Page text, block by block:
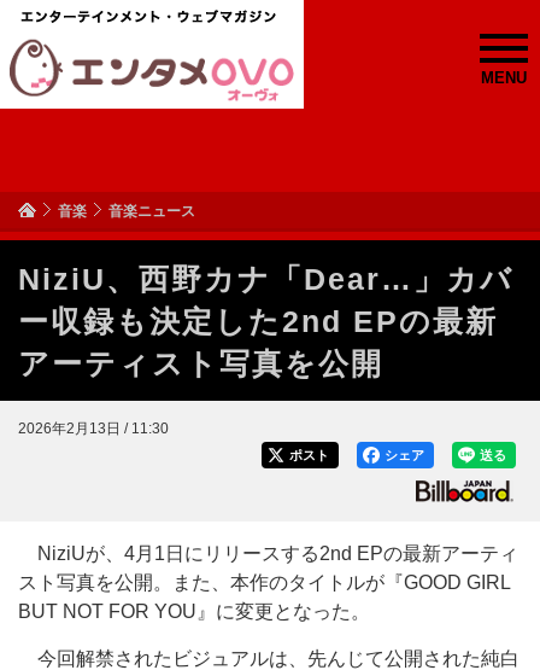
MENU
音楽 音楽ニュース
NiziU、西野カナ「Dear…」カバ
ー収録も決定した2nd EPの最新
アーティスト写真を公開
2026年2月13日 / 11:30
送る
シェア
ポスト
NiziUが、4月1日にリリースする2nd EPの最新アーティ
スト写真を公開。また、本作のタイトルが『GOOD GIRL
BUT NOT FOR YOU』に変更となった。
今回解禁されたビジュアルは、先んじて公開された純白